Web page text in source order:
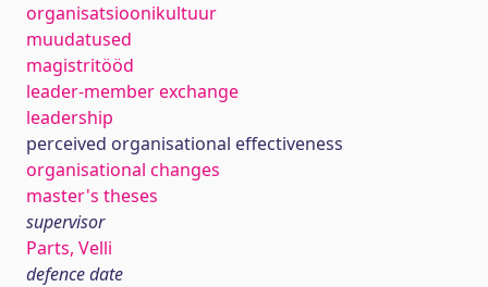
organisatsioonikultuur
muudatused
magistritööd
leader-member exchange
leadership
perceived organisational effectiveness
organisational changes
master's theses
supervisor
Parts, Velli
defence date